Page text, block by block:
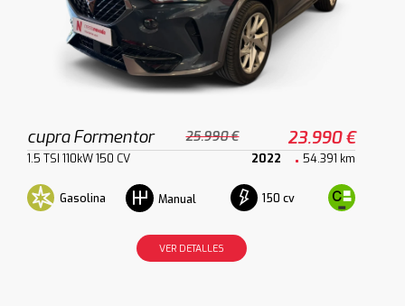
cupra Formentor 25.990 € 23.990 €
1.5 TSI 110kW 150 CV 2022 54.391 km
Gasolina Manual 150 cv
VER DETALLES